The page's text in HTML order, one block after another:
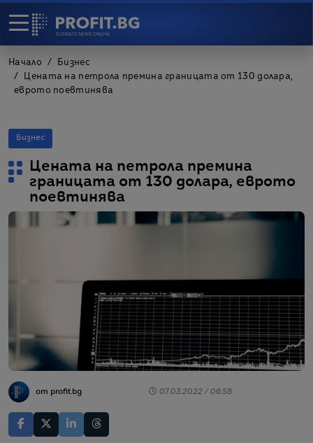
Начало
Бизнес
Цената на петрола премина границата от 130 долара,
еврото поевтинява
Бизнес
Цената на петрола премина
границата от 130 долара, еврото
поевтинява
от profit.bg 07.03.2022 / 06:58